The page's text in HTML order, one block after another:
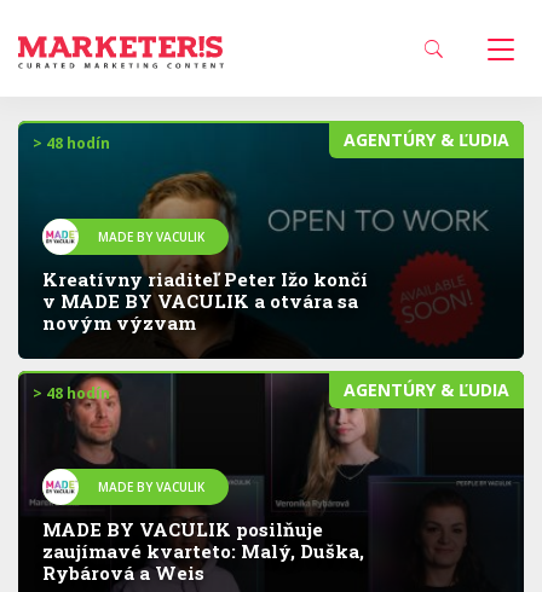
AGENTÚRY & ĽUDIA
> 48 hodín
MADE BY VACULIK
Kreatívny riaditeľ Peter Ižo končí
v MADE BY VACULIK a otvára sa
novým výzvam
AGENTÚRY & ĽUDIA
> 48 hodín
MADE BY VACULIK
MADE BY VACULIK posilňuje
zaujímavé kvarteto: Malý, Duška,
Rybárová a Weis